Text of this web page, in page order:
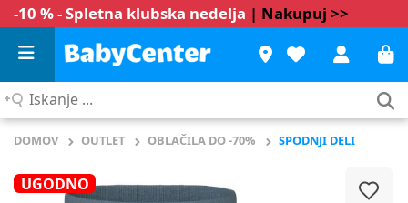
-10 % - Spletna klubska nedelja | Nakupuj >>
Iskanje
DOMOV OUTLET OBLAČILA DO -70% SPODNJI DELI
UGODNO